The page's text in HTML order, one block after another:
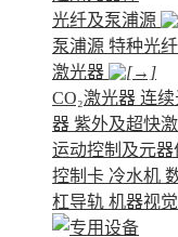
光纤及泵浦源
泵浦源 特种光纤
激光器
CO₂激光器 连
器 紫外及超快
运动控制及元器
控制卡 冷水机
杠导轨 机器视觉